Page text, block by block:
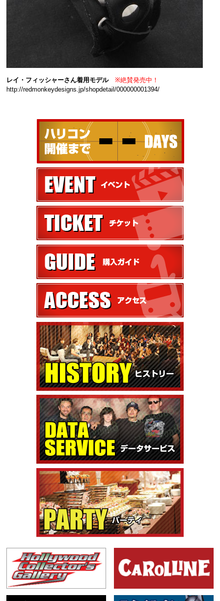
レイ・フィッシャーさん着用モデル
※絶賛発売中！
http://redmonkeydesigns.jp/shopdetail/000000001394/